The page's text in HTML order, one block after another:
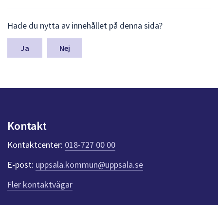
ä
m
a
n
k
t
e
r
f
ö
r
Hade du nytta av innehållet på denna sida?
Nej
Kontakt
Kontaktcenter: 018-727 00 00
E-post: uppsala.kommun@uppsala.se
Fler kontaktvägar